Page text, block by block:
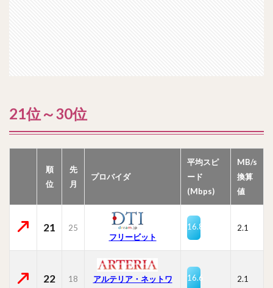
21位～30位
順
位
先
月
プロバイダ
平均スピ
ード
(Mbps)
MB/s
換算
値
21
25
フリービット
16.8 2.1
22 18
アルテリア・ネットワ
16.6 2.1